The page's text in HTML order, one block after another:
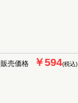
販売価格 ￥594(税込)